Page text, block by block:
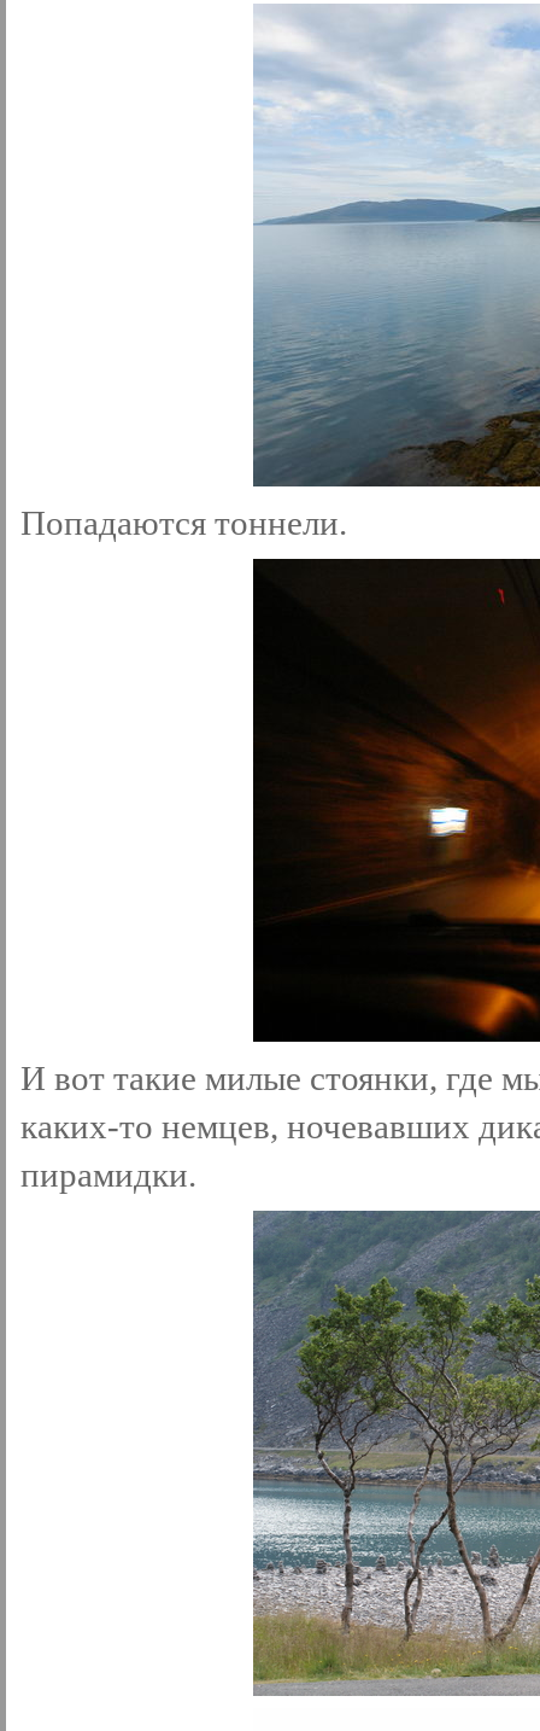
Попадаются тоннели.
И вот такие милые стоянки, где
каких-то немцев, ночевавших
пирамидки.